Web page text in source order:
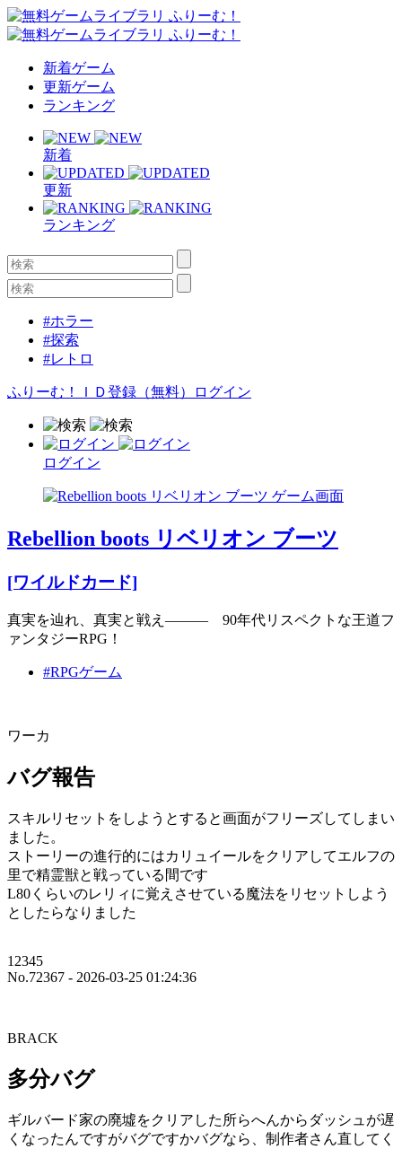
新着ゲーム
更新ゲーム
ランキング
新着
更新
ランキング
#ホラー
#探索
#レトロ
ふりーむ！ＩＤ登録（無料） ログイン
ログイン
Rebellion boots リベリオン ブーツ
[ワイルドカード]
真実を辿れ、真実と戦え――― 90年代リスペクトな王道フ
ァンタジーRPG！
#RPGゲーム
ワーカ
バグ報告
スキルリセットをしようとすると画面がフリーズしてしまい
ました。
ストーリーの進行的にはカリュイールをクリアしてエルフの
里で精霊獣と戦っている間です
L80くらいのレリィに覚えさせている魔法をリセットしよう
としたらなりました
12345
No.72367 - 2026-03-25 01:24:36
BRACK
多分バグ
ギルバード家の廃墟をクリアした所らへんからダッシュが遅
くなったんですがバグですかバグなら、制作者さん直してく